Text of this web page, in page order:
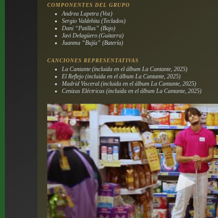
COMPONENTES DEL GRUPO
Andrea Lapetra (Voz)
Sergio Valdehita (Teclados)
Dani “Patillas” (Bajo)
Javi Delagüero (Guitarra)
Juanma “Bujía” (Batería)
CANCIONES REPRESENTATIVAS
La Cantante (incluida en el álbum La Cantante , 2025)
El Reflejo (incluida en el álbum La Cantante , 2025)
Madrid Visceral (incluida en el álbum La Cantante , 2025)
Cenizas Eléctricas (incluida en el álbum La Cantante , 2025)